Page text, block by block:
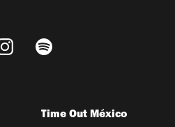
Time Out México